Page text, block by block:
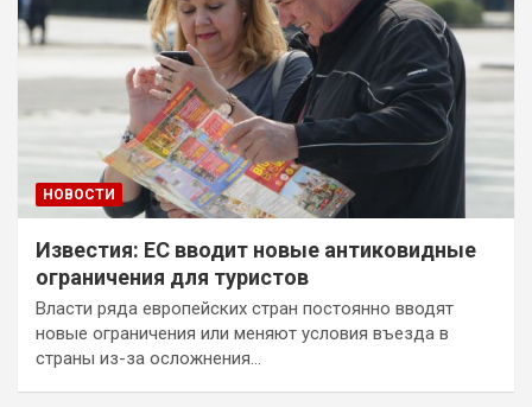
НОВОСТИ
Известия: ЕС вводит новые антиковидные
ограничения для туристов
Власти ряда европейских стран постоянно вводят
новые ограничения или меняют условия въезда в
страны из-за осложнения…